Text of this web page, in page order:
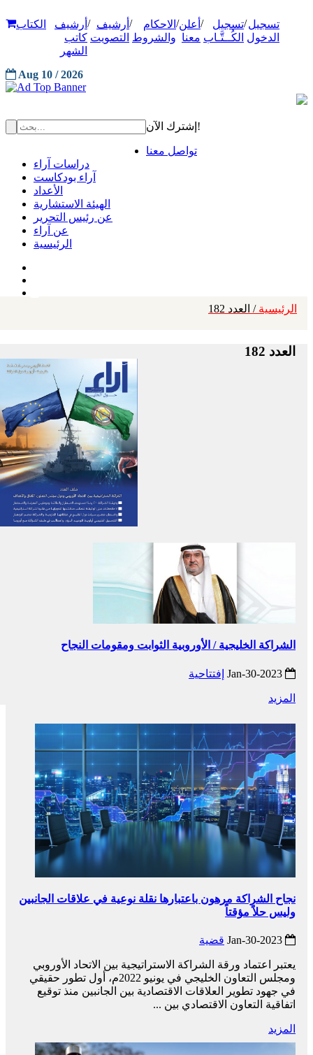
تسجيل
الدخول
/تسجيل
الكُــتَّـاب
/ أعلن
معنا
/ الاحكام
والشروط
/ أرشيف
التصويت
/ أرشيف
كاتب
الشهر
الكتاب
Aug 10 / 2026
إشترك الآن!
تواصل معنا
دراسات آراء
آراء بودكاست
الأعداد
الهيئة الاستشارية
عن رئيس التحرير
عن آراء
الرئيسية
الرئيسية / العدد 182
العدد 182
الشراكة الخليجية / الأوروبية الثوابت ومقومات النجاح
إفتتاحية
المزيد
نجاح الشراكة مرهون باعتبارها نقلة نوعية في علاقات الجانبين
وليس حلاً مؤقتاً
قضية
يعتبر اعتماد ورقة الشراكة الاستراتيجية بين الاتحاد الأوروبي
ومجلس التعاون الخليجي في يونيو 2022م، أول تطور حقيقي
في جهود تطوير العلاقات الاقتصادية بين الجانبين منذ توقيع
اتفاقية التعاون الاقتصادي بين ...
المزيد